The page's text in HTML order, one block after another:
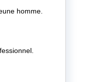
homme.